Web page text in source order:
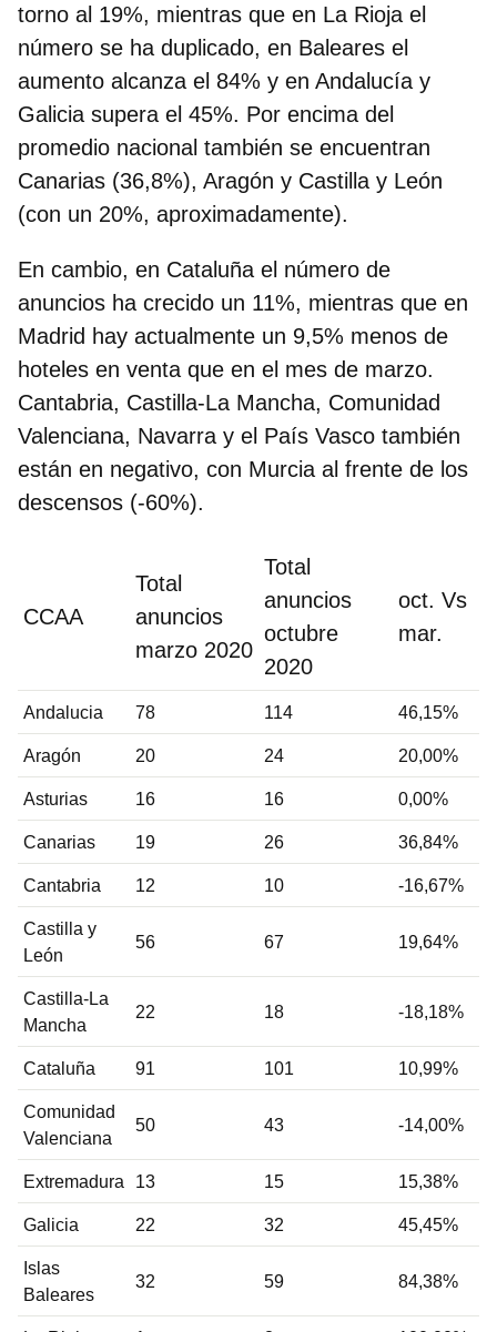
torno al 19%, mientras que en La Rioja el
número se ha duplicado, en Baleares el
aumento alcanza el 84% y en Andalucía y
Galicia supera el 45%. Por encima del
promedio nacional también se encuentran
Canarias (36,8%), Aragón y Castilla y León
(con un 20%, aproximadamente).
En cambio, en Cataluña el número de
anuncios ha crecido un 11%, mientras que en
Madrid hay actualmente un 9,5% menos de
hoteles en venta que en el mes de marzo.
Cantabria, Castilla-La Mancha, Comunidad
Valenciana, Navarra y el País Vasco también
están en negativo, con Murcia al frente de los
descensos (-60%).
CCAA
Total
anuncios
marzo 2020
Total
anuncios
octubre
2020
oct. Vs
mar.
Andalucia 78 114 46,15%
Aragón 20 24 20,00%
Asturias 16 16 0,00%
Canarias 19 26 36,84%
Cantabria 12 10 -16,67%
Castilla y
León
56 67 19,64%
Castilla-La
Mancha
22 18 -18,18%
Cataluña 91 101 10,99%
Comunidad
Valenciana
50 43 -14,00%
Extremadura 13 15 15,38%
Galicia 22 32 45,45%
Islas
Baleares
32 59 84,38%